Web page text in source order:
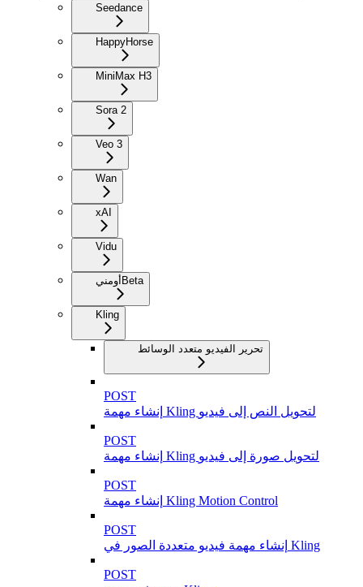
Seedance
HappyHorse
MiniMax H3
Sora 2
Veo 3
Wan
xAI
Vidu
أومني Beta
Kling
تحرير الفيديو متعدد الوسائط
POST
إنشاء مهمة Kling لتحويل النص إلى فيديو
POST
إنشاء مهمة Kling لتحويل صورة إلى فيديو
POST
إنشاء مهمة Kling Motion Control
POST
إنشاء مهمة فيديو متعددة الصور في Kling
POST